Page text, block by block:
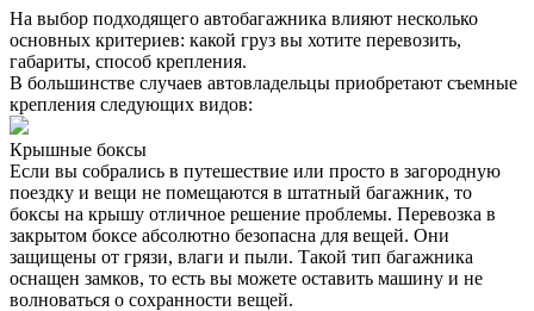
На выбор подходящего автобагажника влияют несколько
основных критериев: какой груз вы хотите перевозить,
габариты, способ крепления.
В большинстве случаев автовладельцы приобретают съемные
крепления следующих видов:
Крышные боксы
Если вы собрались в путешествие или просто в загородную
поездку и вещи не помещаются в штатный багажник, то
боксы на крышу отличное решение проблемы. Перевозка в
закрытом боксе абсолютно безопасна для вещей. Они
защищены от грязи, влаги и пыли. Такой тип багажника
оснащен замков, то есть вы можете оставить машину и не
волноваться о сохранности вещей.